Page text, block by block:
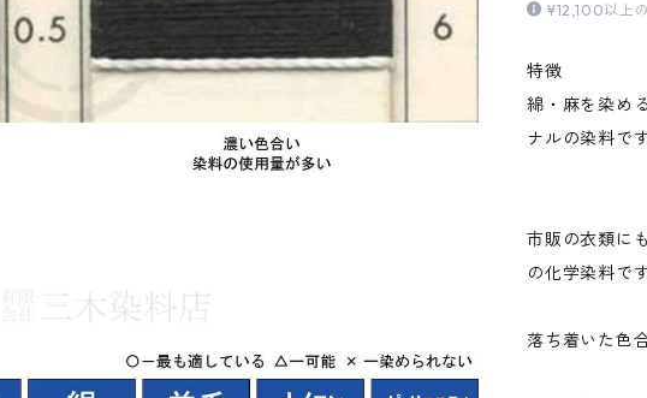
¥12,100以上
特徴
綿・麻を染め
ナルの染料です
市販の衣類に
の化学染料です
落ち着いた色